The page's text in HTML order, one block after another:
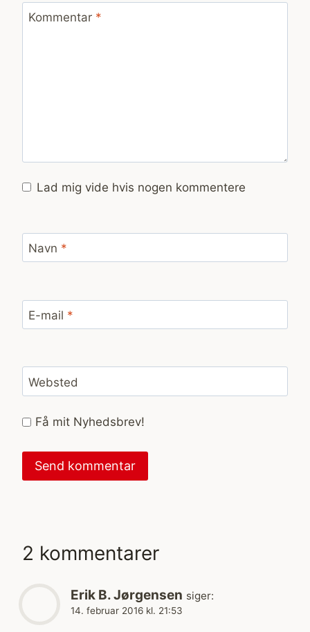
Kommentar *
Lad mig vide hvis nogen kommentere
Navn *
E-mail *
Websted
Få mit Nyhedsbrev!
2 kommentarer
Erik B. Jørgensen siger:
14. februar 2016 kl. 21:53